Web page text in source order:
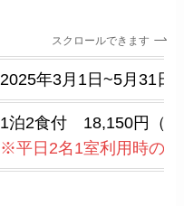
スクロールできます
2025年3月1日~5月31日
1泊2食付 18,150円（税
※平日2名1室利用時の1